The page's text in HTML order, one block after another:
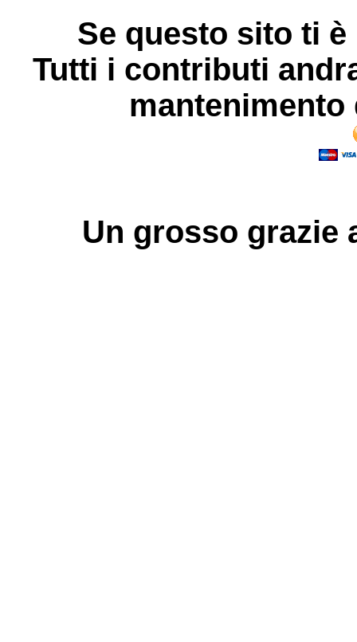
Se questo sito ti
Tutti i contributi
Un grosso grazie